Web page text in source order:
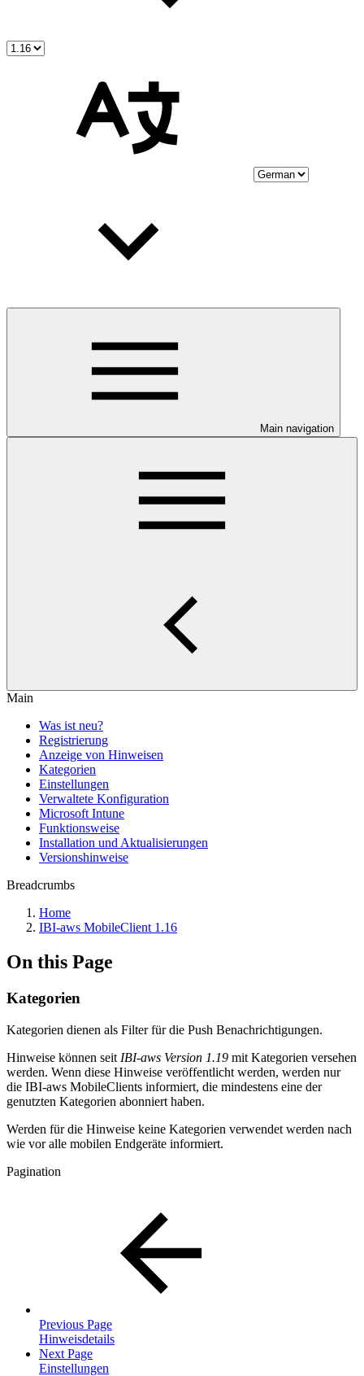
Main navigation
Main
Was ist neu?
Registrierung
Anzeige von Hinweisen
Kategorien
Einstellungen
Verwaltete Konfiguration
Microsoft Intune
Funktionsweise
Installation und Aktualisierungen
Versionshinweise
Breadcrumbs
Home
IBI-aws MobileClient 1.16
On this Page
Kategorien
Kategorien dienen als Filter für die Push Benachrichtigungen.
Hinweise können seit IBI-aws Version 1.19 mit Kategorien versehen
werden. Wenn diese Hinweise veröffentlicht werden, werden nur
die IBI-aws MobileClients informiert, die mindestens eine der
genutzten Kategorien abonniert haben.
Werden für die Hinweise keine Kategorien verwendet werden nach
wie vor alle mobilen Endgeräte informiert.
Pagination
Previous Page
Hinweisdetails
Next Page
Einstellungen